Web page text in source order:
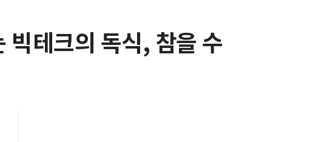
테크의 독식, 참을 수